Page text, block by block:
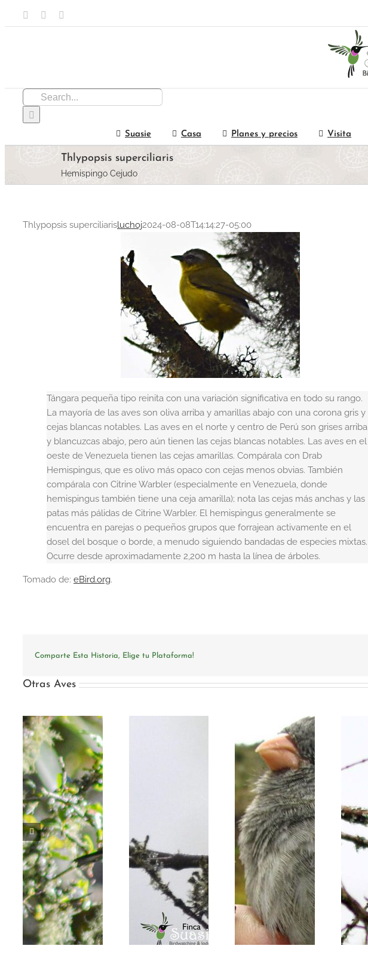
to
Facebook
Email
Search
for:
Suasie Casa Planes y precios Visita
Thlypopsis superciliaris
Hemispingo Cejudo
Thlypopsis superciliarisluchoj2024-08-08T14:14:27-05:00
Tángara pequeña tipo reinita con una variación significativa en todo su rango.
La mayoría de las aves son oliva arriba y amarillas abajo con una corona gris y
cejas blancas notables. Las aves en el norte y centro de Perú son grises arriba
y blancuzcas abajo, pero aún tienen las cejas blancas notables. Las aves en el
oeste de Venezuela tienen las cejas amarillas. Compárala con Drab
Hemispingus, que es olivo más opaco con cejas menos obvias. También
compárala con Citrine Warbler (especialmente en Venezuela, donde
hemispingus también tiene una ceja amarilla); nota las cejas más anchas y las
patas más pálidas de Citrine Warbler. El hemispingus generalmente se
encuentra en parejas o pequeños grupos que forrajean activamente en el
dosel del bosque o borde, a menudo siguiendo bandadas de especies mixtas.
Ocurre desde aproximadamente 2,200 m hasta la línea de árboles.
Tomado de: eBird.org.
Comparte Esta Historia, Elige tu Plataforma!
Otras Aves
Sicalis flaveola
Saltator
maximus